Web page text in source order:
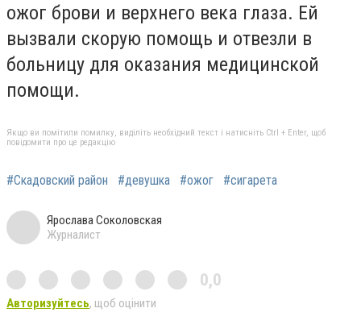
ожог брови и верхнего века глаза. Ей
вызвали скорую помощь и отвезли в
больницу для оказания медицинской
помощи.
Якщо ви помітили помилку, виділіть необхідний текст і натисніть Ctrl + Enter, щоб
повідомити про це редакцію
#Скадовский район #девушка #ожог #сигарета
Ярослава Соколовская
Журналист
0,0
Авторизуйтесь, щоб оцінити